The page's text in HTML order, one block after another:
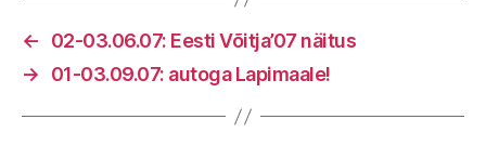
←
02-03.06.07: Eesti Võitja’07 näitus
→
01-03.09.07: autoga Lapimaale!